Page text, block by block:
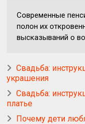
Современные
полон их
высказываний о
Свадьба:
украшения
Свадьба:
платье
Почему дети